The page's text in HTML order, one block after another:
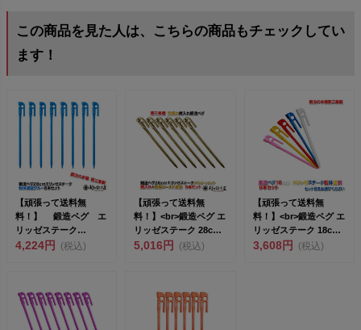
この商品を見た人は、こちらの商品もチェックしてい
ます！
【頑張って送料無
料！】 鍛造ペグ エ
リッゼステーク
28cm 8本セット
4,224円 (税込)
【頑張って送料無
料！】<br>鍛造ペグ エ
リッゼステーク 28cm
／6本...
5,016円 (税込)
【頑張って送料無
料！】<br>鍛造ペグ エ
リッゼステーク 18cm
／8本...
3,608円 (税込)